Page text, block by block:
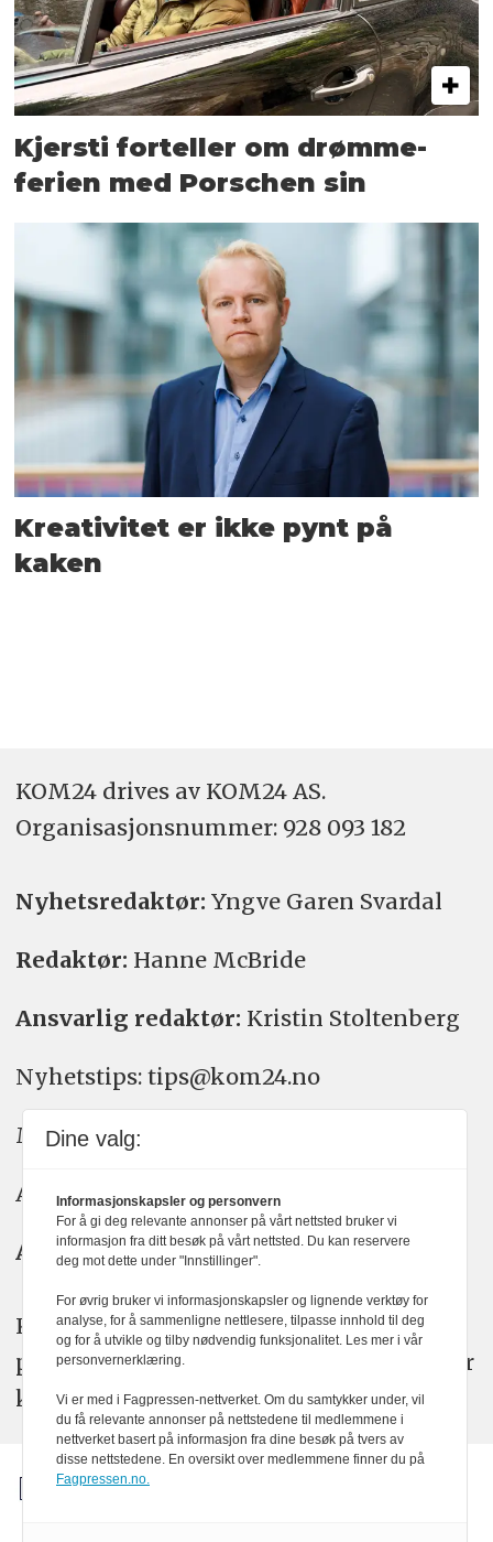
Kjersti forteller om drømme­
ferien med Porschen sin
Kreativitet er ikke pynt på
kaken
KOM24 drives av KOM24 AS.
Organisasjons­nummer: 928 093 182
Nyhetsredaktør: Yngve Garen Svardal
Redaktør: Hanne McBride
Ansvarlig redaktør: Kristin Stoltenberg
Nyhetstips: tips@kom24.no
Meninger: meninger@kom24.no
Annonse: annonse@watchmedia.no
Abonnement:kom24@watchmedia.no
KOM24 arbeider etter Vær Varsom-
plakatens regler for god presseskikk. Her
kan du lese mer omPFUsarbeid.
Dine valg:
Informasjonskapsler og personvern
For å gi deg relevante annonser på vårt nettsted bruker vi
informasjon fra ditt besøk på vårt nettsted. Du kan reservere
deg mot dette under "Innstillinger".
For øvrig bruker vi informasjonskapsler og lignende verktøy for
analyse, for å sammenligne nettlesere, tilpasse innhold til deg
og for å utvikle og tilby nødvendig funksjonalitet. Les mer i vår
personvernerklæring.
Vi er med i Fagpressen-nettverket. Om du samtykker under, vil
du få relevante annonser på nettstedene til medlemmene i
nettverket basert på informasjon fra dine besøk på tvers av
disse nettstedene. En oversikt over medlemmene finner du på
Fagpressen.no.